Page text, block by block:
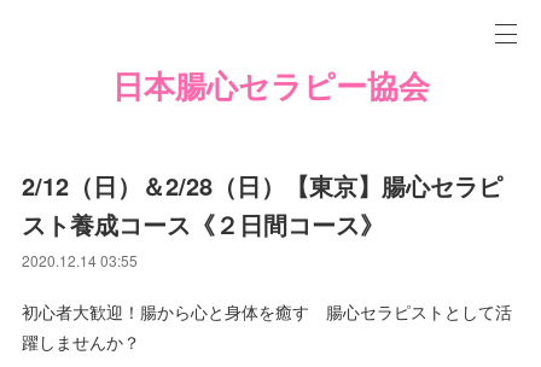
日本腸心セラピー協会
2/12（日）＆2/28（日）【東京】腸心セラピ
スト養成コース《２日間コース》
2020.12.14 03:55
初心者大歓迎！腸から心と身体を癒す 腸心セラピストとして活
躍しませんか？